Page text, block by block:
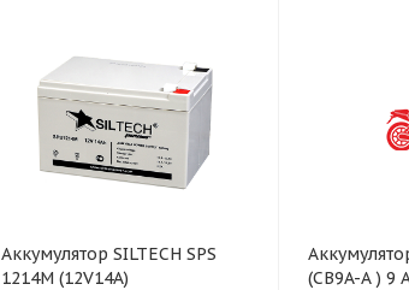
Аккумулятор SILTECH SPS
1214M (12V14A)
(CB9A-A ) 9 Ач